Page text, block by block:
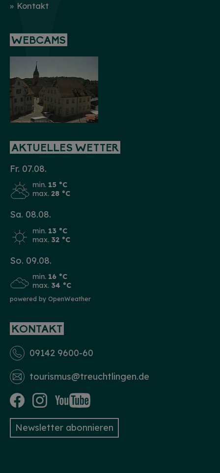
Kontakt
WEBCAMS
AKTUELLES WETTER
Fr. 07.08.
min. 15 °C
max. 28 °C
Sa. 08.08.
min. 13 °C
max. 32 °C
So. 09.08.
min. 16 °C
max. 34 °C
powered by OpenWeather
KONTAKT
09142 9600-60
tourismus­@treuchtlingen.de
Newsletter abonnieren